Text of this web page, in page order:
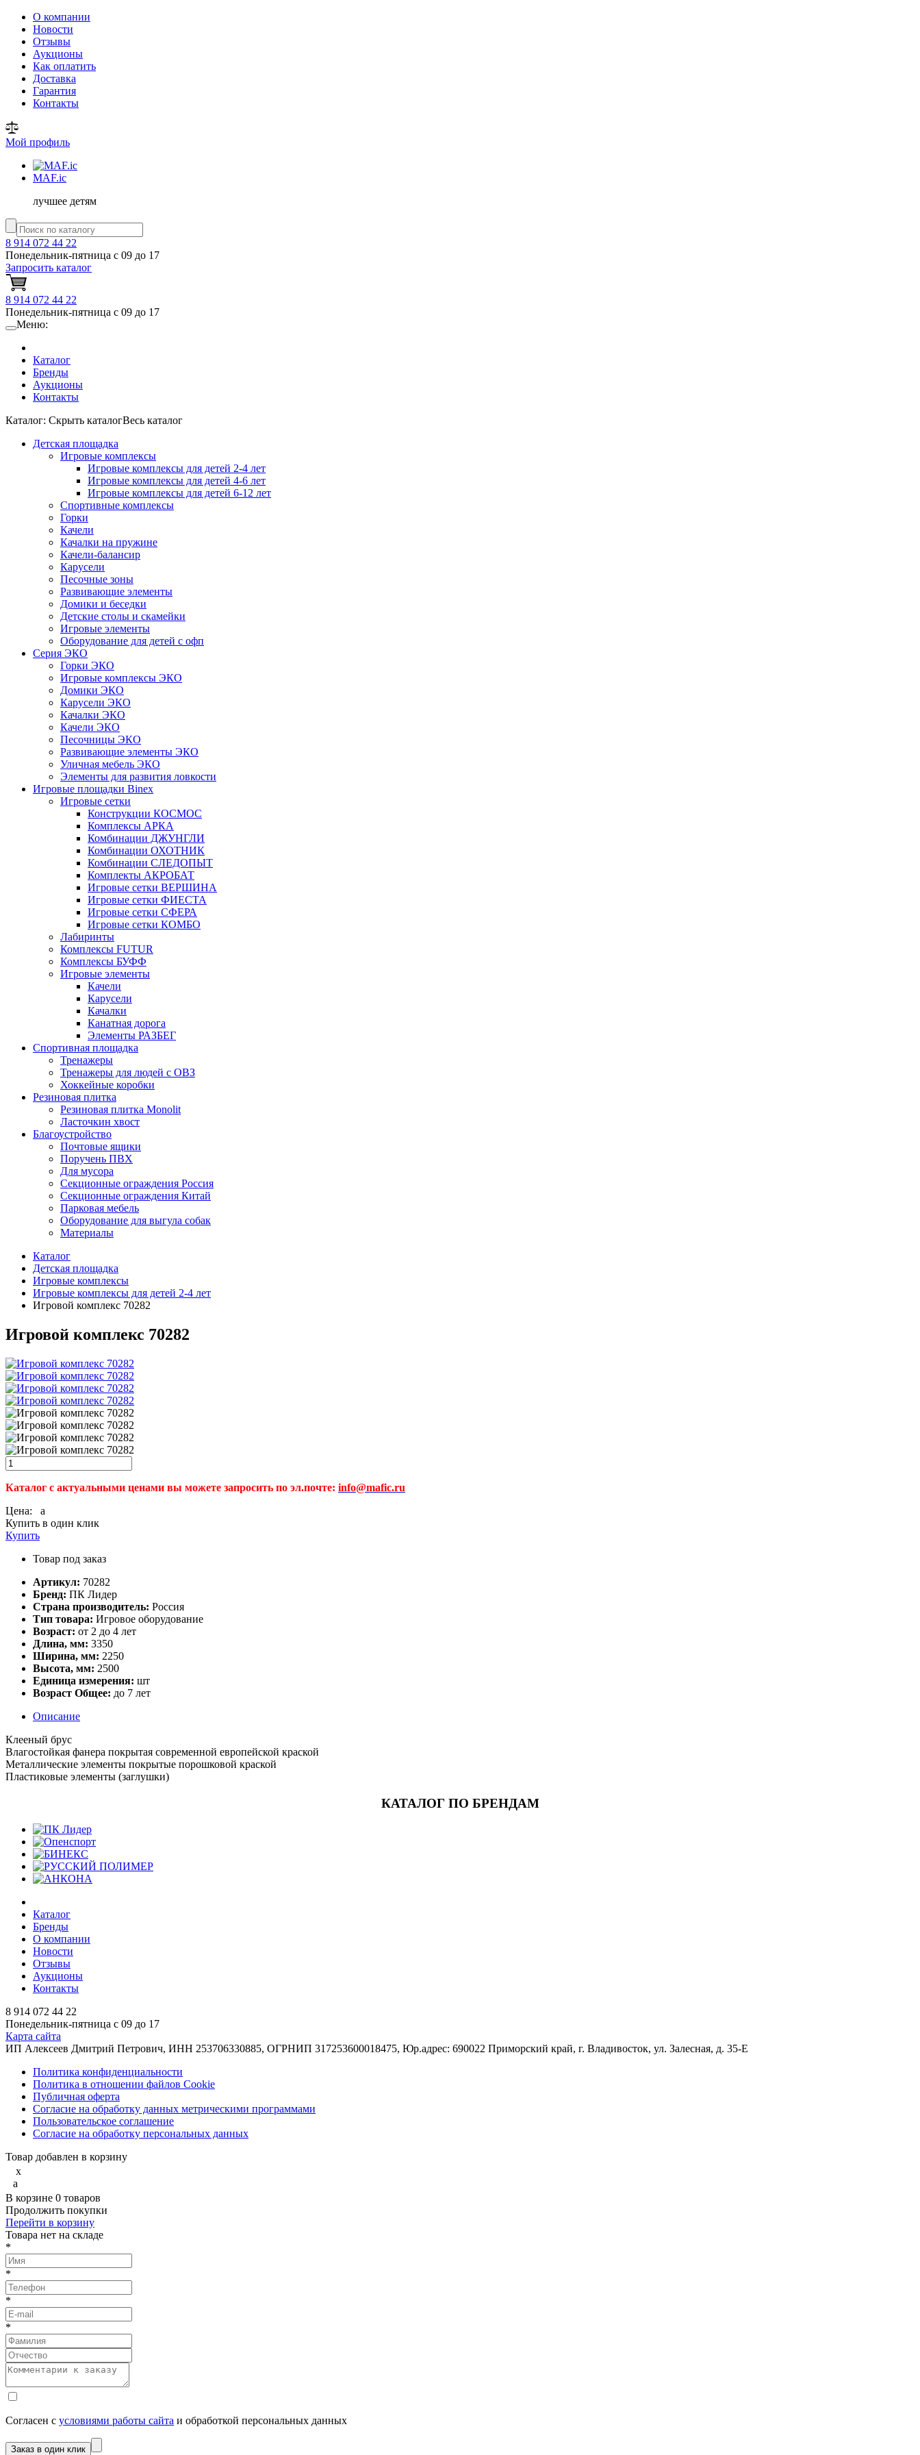
О компании
Новости
Отзывы
Аукционы
Как оплатить
Доставка
Гарантия
Контакты
Мой профиль
MAF.ic
лучшее детям
8 914 072 44 22
Понедельник-пятница с 09 до 17
Запросить каталог
8 914 072 44 22
Понедельник-пятница с 09 до 17
Меню:
Каталог
Бренды
Аукционы
Контакты
Каталог: Cкрыть каталогВесь каталог
Детская площадка
Игровые комплексы
Игровые комплексы для детей 2-4 лет
Игровые комплексы для детей 4-6 лет
Игровые комплексы для детей 6-12 лет
Спортивные комплексы
Горки
Качели
Качалки на пружине
Качели-балансир
Карусели
Песочные зоны
Развивающие элементы
Домики и беседки
Детские столы и скамейки
Игровые элементы
Оборудование для детей с офп
Серия ЭКО
Горки ЭКО
Игровые комплексы ЭКО
Домики ЭКО
Карусели ЭКО
Качалки ЭКО
Качели ЭКО
Песочницы ЭКО
Развивающие элементы ЭКО
Уличная мебель ЭКО
Элементы для развития ловкости
Игровые площадки Binex
Игровые сетки
Конструкции КОСМОС
Комплексы АРКА
Комбинации ДЖУНГЛИ
Комбинации ОХОТНИК
Комбинации СЛЕДОПЫТ
Комплекты АКРОБАТ
Игровые сетки ВЕРШИНА
Игровые сетки ФИЕСТА
Игровые сетки СФЕРА
Игровые сетки КОМБО
Лабиринты
Комплексы FUTUR
Комплексы БУФФ
Игровые элементы
Качели
Карусели
Качалки
Канатная дорога
Элементы РАЗБЕГ
Спортивная площадка
Тренажеры
Тренажеры для людей с ОВЗ
Хоккейные коробки
Резиновая плитка
Резиновая плитка Monolit
Ласточкин хвост
Благоустройство
Почтовые ящики
Поручень ПВХ
Для мусора
Секционные ограждения Россия
Секционные ограждения Китай
Парковая мебель
Оборудование для выгула собак
Материалы
Каталог
Детская площадка
Игровые комплексы
Игровые комплексы для детей 2-4 лет
Игровой комплекс 70282
Игровой комплекс 70282
Каталог с актуальными ценами вы можете запросить по эл.почте: info@mafic.ru
Цена:
a
Купить в один клик
Купить
Товар под заказ
Артикул: 70282
Бренд: ПК Лидер
Страна производитель: Россия
Тип товара: Игровое оборудование
Возраст: от 2 до 4 лет
Длина, мм: 3350
Ширина, мм: 2250
Высота, мм: 2500
Единица измерения: шт
Возраст Общее: до 7 лет
Описание
Клееный брус
Влагостойкая фанера покрытая современной европейской краской
Металлические элементы покрытые порошковой краской
Пластиковые элементы (заглушки)
КАТАЛОГ ПО БРЕНДАМ
Каталог
Бренды
О компании
Новости
Отзывы
Аукционы
Контакты
8 914 072 44 22
Понедельник-пятница с 09 до 17
Карта сайта
ИП Алексеев Дмитрий Петрович, ИНН 253706330885, ОГРНИП 317253600018475, Юр.адрес: 690022 Приморский край, г. Владивосток, ул. Залесная, д. 35-Е
Политика конфиденциальности
Политика в отношении файлов Cookie
Публичная оферта
Согласие на обработку данных метрическими программами
Пользовательское соглашение
Согласие на обработку персональных данных
Товар добавлен в корзину
x
a
В корзине 0 товаров
Продолжить покупки
Перейти в корзину
Товарa нет на складе
*
*
*
*
Согласен с условиями работы сайта и обработкой персональных данных